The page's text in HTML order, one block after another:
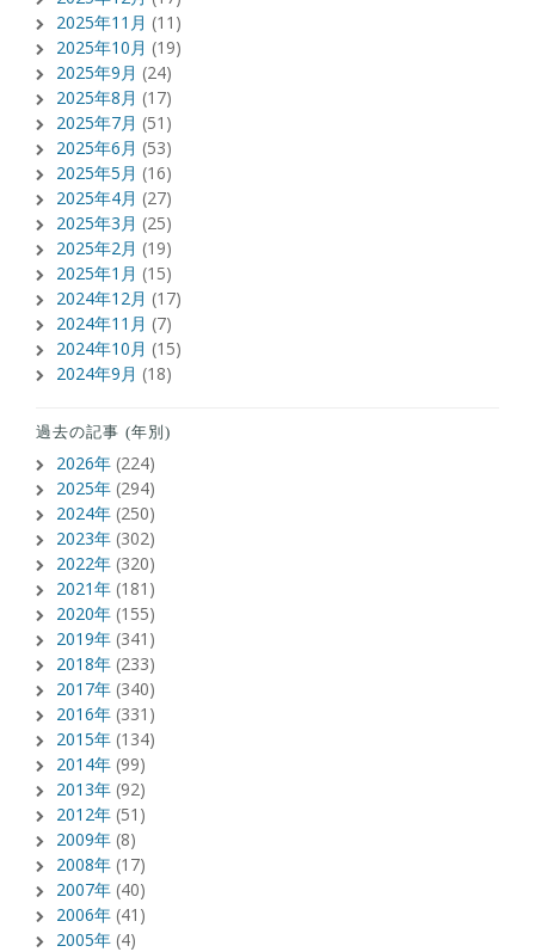
2025年11月 (11)
2025年10月 (19)
2025年9月 (24)
2025年8月 (17)
2025年7月 (51)
2025年6月 (53)
2025年5月 (16)
2025年4月 (27)
2025年3月 (25)
2025年2月 (19)
2025年1月 (15)
2024年12月 (17)
2024年11月 (7)
2024年10月 (15)
2024年9月 (18)
過去の記事 (年別)
2026年 (224)
2025年 (294)
2024年 (250)
2023年 (302)
2022年 (320)
2021年 (181)
2020年 (155)
2019年 (341)
2018年 (233)
2017年 (340)
2016年 (331)
2015年 (134)
2014年 (99)
2013年 (92)
2012年 (51)
2009年 (8)
2008年 (17)
2007年 (40)
2006年 (41)
2005年 (4)